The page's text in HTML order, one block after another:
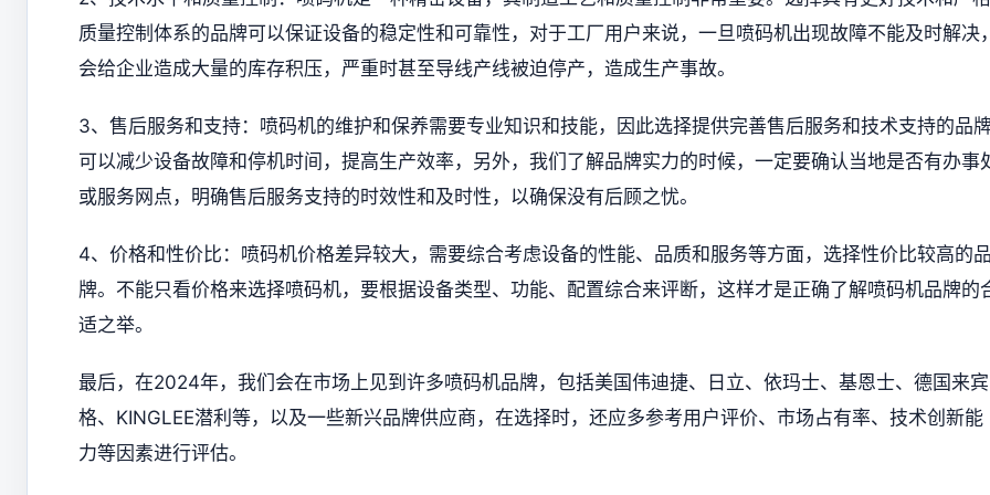
质量控制体系的品牌可以保证设备的稳定性和可靠性，对于工厂用户来说，一旦喷码机出现故障不能及时解决，
会给企业造成大量的库存积压，严重时甚至导线产线被迫停产，造成生产事故。
3、售后服务和支持：喷码机的维护和保养需要专业知识和技能，因此选择提供完善售后服务和技术支持的品
可以减少设备故障和停机时间，提高生产效率，另外，我们了解品牌实力的时候，一定要确认当地是否有办事
或服务网点，明确售后服务支持的时效性和及时性，以确保没有后顾之忧。
4、价格和性价比：喷码机价格差异较大，需要综合考虑设备的性能、品质和服务等方面，选择性价比较高的品
牌。不能只看价格来选择喷码机，要根据设备类型、功能、配置综合来评断，这样才是正确了解喷码机品牌的
适之举。
最后，在2024年，我们会在市场上见到许多喷码机品牌，包括美国伟迪捷、日立、依玛士、基恩士、德国来宾
格、KINGLEE潜利等，以及一些新兴品牌供应商，在选择时，还应多参考用户评价、市场占有率、技术创新能
力等因素进行评估。